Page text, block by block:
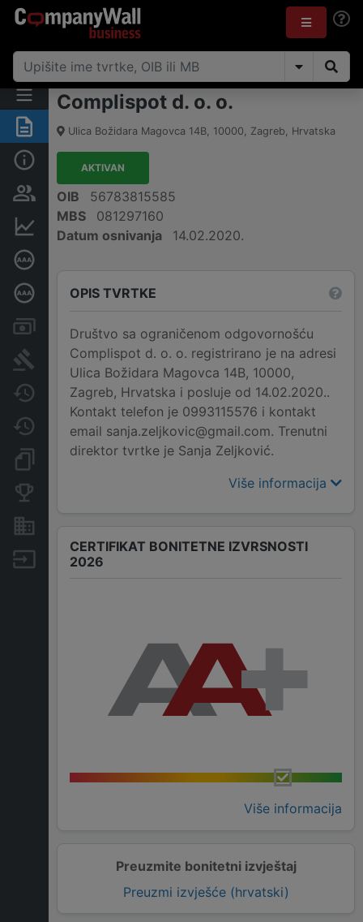
Sažetak
Osobe i vlasništvo
Dubinska bonitetna ocjena
Računi i blokade
Sudske objave
Javne nabavke
Promjene
Dokumenti i objave
Nekretnine i imovina
Izvoz
Complispot d. o. o.
Ulica Božidara Magovca 14B, 10000, Zagreb, Hrvatska
AKTIVAN
OIB
56783815585
MBS
081297160
Datum osnivanja
14.02.2020.
OPIS TVRTKE
Društvo sa ograničenom odgovornošću
Complispot d. o. o. registrirano je na adresi
Ulica Božidara Magovca 14B, 10000,
Zagreb, Hrvatska i posluje od 14.02.2020..
Kontakt telefon je 0993115576 i kontakt
email sanja.zeljkovic@gmail.com. Trenutni
direktor tvrtke je Sanja Zeljković.
Više informacija
CERTIFIKAT BONITETNE IZVRSNOSTI
2026
Više informacija
Preuzmite bonitetni izvještaj
Preuzmi izvješće (hrvatski)